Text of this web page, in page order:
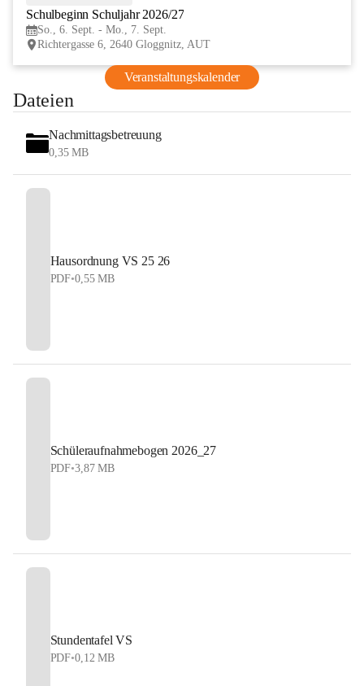
Schulbeginn Schuljahr 2026/27
So., 6. Sept. - Mo., 7. Sept.
Richtergasse 6, 2640 Gloggnitz, AUT
Veranstaltungskalender
Dateien
Nachmittagsbetreuung
0,35 MB
Hausordnung VS 25 26
PDF•0,55 MB
Schüleraufnahmebogen 2026_27
PDF•3,87 MB
Stundentafel VS
PDF•0,12 MB